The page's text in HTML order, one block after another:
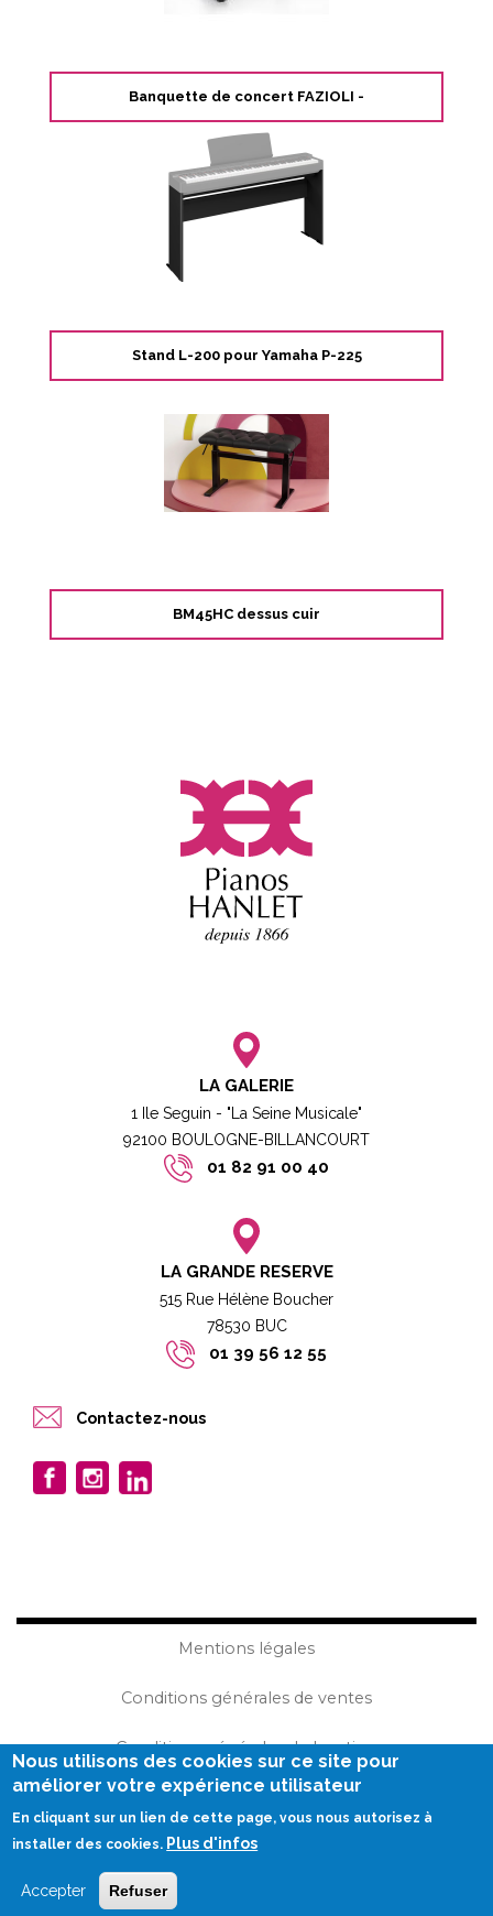
Banquette de concert FAZIOLI -
Stand L-200 pour Yamaha P-225
BM45HC dessus cuir
LA GALERIE
1 Ile Seguin - "La Seine Musicale"
92100 BOULOGNE-BILLANCOURT​
01 82 91 00 40
LA GRANDE RESERVE
515 Rue Hélène Boucher
78530 BUC​​
01 39 56 12 55
Contactez-nous
Mentions légales
Conditions générales de ventes
Conditions générales de location
Plan du site
Réalisation Becom
Nous utilisons des cookies sur ce site pour
améliorer votre expérience utilisateur
En cliquant sur un lien de cette page, vous nous autorisez à
installer des cookies. Plus d'infos
Accepter Refuser